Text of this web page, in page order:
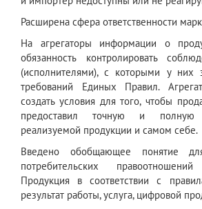
Расширена сфера ответственности
На агрегаторы информации о
обязанность контролировать
(исполнителями), с которыми у них
требований Единых Правил.
создать условия для того, чтобы
предоставил точную и
реализуемой продукции и самом себе.
Введено обобщающее понятие
потребительских
Продукция в соответствии с
результат работы, услуга, цифровой